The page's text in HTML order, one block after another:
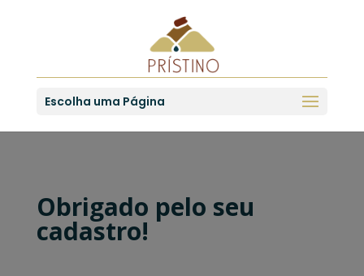
Escolha uma Página
Obrigado pelo seu
cadastro!